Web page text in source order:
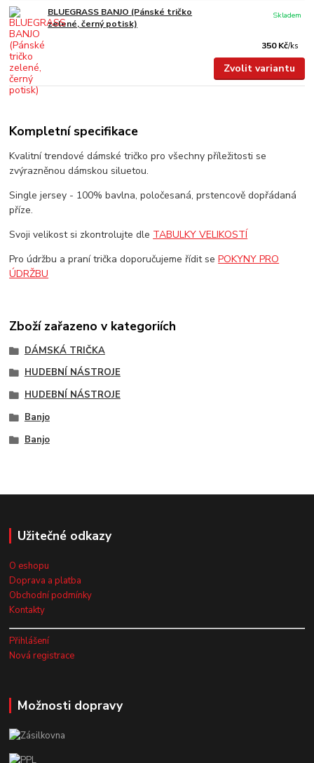
BLUEGRASS BANJO (Pánské tričko
zelené, černý potisk)
350 Kč/ks
Skladem
Zvolit variantu
Kompletní specifikace
Kvalitní trendové dámské tričko pro všechny příležitosti se
zvýrazněnou dámskou siluetou.
Single jersey - 100% bavlna, poločesaná, prstencově dopřádaná
příze.
Svoji velikost si zkontrolujte dle TABULKY VELIKOSTÍ
Pro údržbu a praní trička doporučujeme řídit sePOKYNY PRO
ÚDRŽBU
Zboží zařazeno v kategoriích
DÁMSKÁ TRIČKA
HUDEBNÍ NÁSTROJE
HUDEBNÍ NÁSTROJE
Banjo
Banjo
Užitečné odkazy
O eshopu
Doprava a platba
Obchodní podmínky
Kontakty
Přihlášení
Nová registrace
Možnosti dopravy